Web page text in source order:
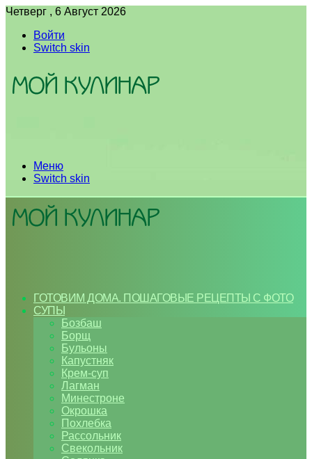
Четверг , 6 Август 2026
Войти
Switch skin
Меню
Switch skin
ГОТОВИМ ДОМА. ПОШАГОВЫЕ РЕЦЕПТЫ С ФОТО
СУПЫ
Бозбаш
Борщ
Бульоны
Капустняк
Крем-суп
Лагман
Минестроне
Окрошка
Похлебка
Рассольник
Свекольник